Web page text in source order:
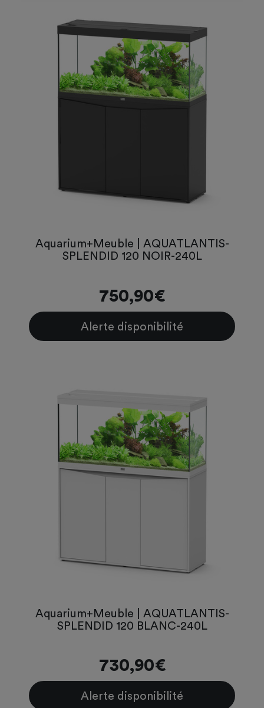
Aquarium+Meuble | AQUATLANTIS-
SPLENDID 120 NOIR-240L
750,90€
Alerte disponibilité
Aquarium+Meuble | AQUATLANTIS-
SPLENDID 120 BLANC-240L
730,90€
Alerte disponibilité